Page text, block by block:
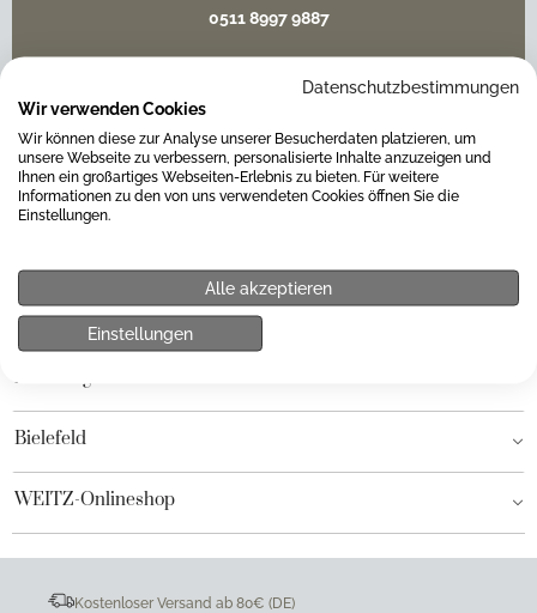
0511 8997 9887
Unsere Häuser
Hamburg am Neuen Wall
Hamburg AEZ
Bielefeld
WEITZ-Onlineshop
Kostenloser Versand ab 80€ (DE)
Datenschutzbestimmungen
Wir verwenden Cookies
Wir können diese zur Analyse unserer Besucherdaten platzieren, um
unsere Webseite zu verbessern, personalisierte Inhalte anzuzeigen und
Ihnen ein großartiges Webseiten-Erlebnis zu bieten. Für weitere
Informationen zu den von uns verwendeten Cookies öffnen Sie die
Einstellungen.
Alle akzeptieren
Einstellungen